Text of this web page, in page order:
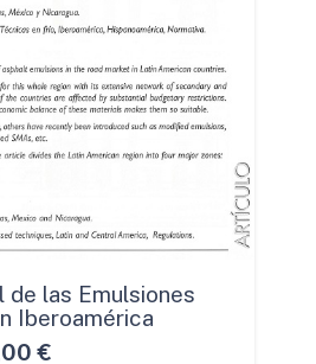
las Emulsiones
Iberoamérica
€